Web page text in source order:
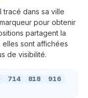
tracé dans sa ville
pour obtenir
partagent la
sont affichées
de visibilité.
714 818
916